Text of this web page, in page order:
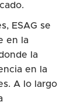
ESAG se
en la
la
en la
A lo largo